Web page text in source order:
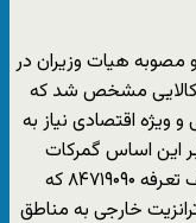
از سویی طبق بخشنامه صادره در سال ۱۳۹۷ و مصوبه هیات وزیران در
تعرفه های کالایی مشخص شد که
ویژه اقتصادی نیاز به
این اساس گمرکات
ورودی نیز از این ردیف تعرفه ها از جمله ردیف تعرفه ۸۴۷۱۹۰۹۰ که
خارجی به مناطق